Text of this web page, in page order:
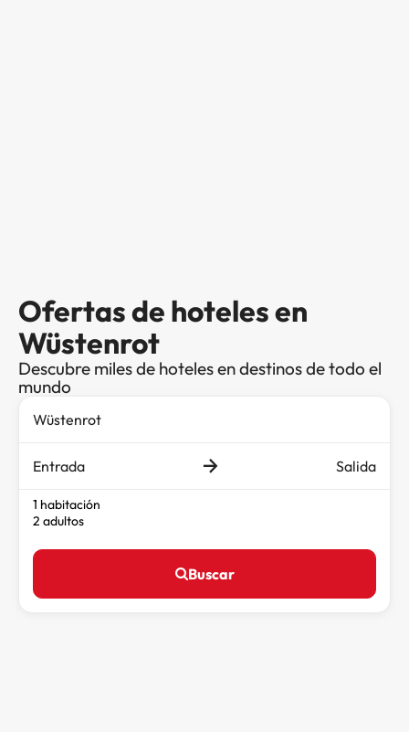
Ofertas de hoteles en
Wüstenrot
Descubre miles de hoteles en destinos de todo el
mundo
Entrada Salida
1 habitación
2 adultos
Buscar